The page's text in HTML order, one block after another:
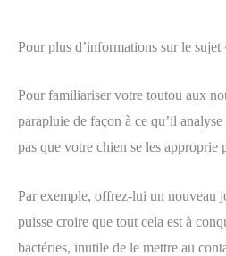
Pour plus d’informations sur le
Pour familiariser votre toutou aux
parapluie de façon à ce qu’il
pas que votre chien se les
Par exemple, offrez-lui un nouveau
puisse croire que tout cela est à
bactéries, inutile de le mettre au